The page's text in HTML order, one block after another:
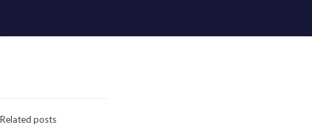
Related posts